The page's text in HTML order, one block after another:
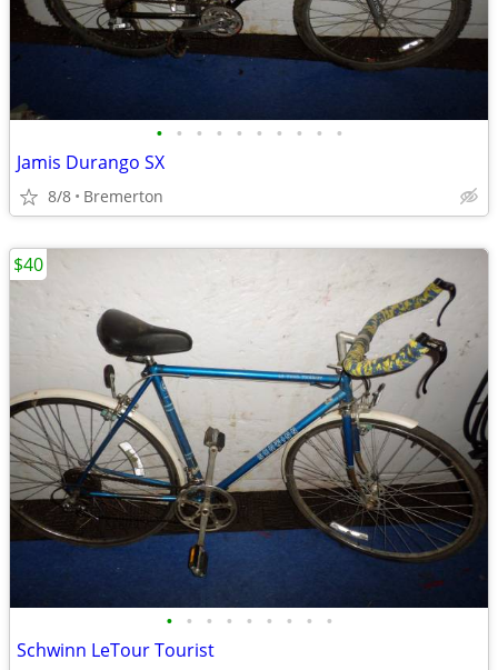
• • • • • • • • • •
Jamis Durango SX
8/8 Bremerton
• • • • • • • • •
Schwinn LeTour Tourist
$40